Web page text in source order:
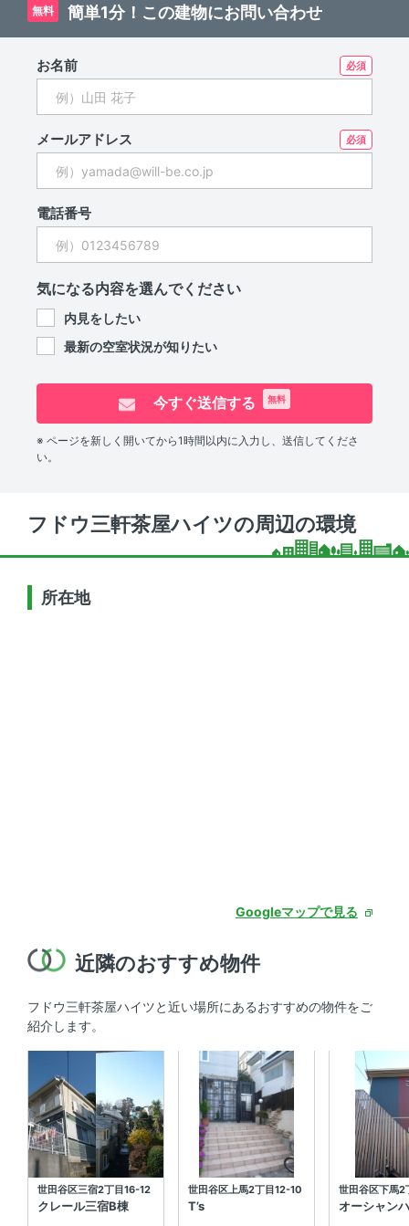
無料 簡単1分！この建物にお問い合わせ
お名前
メールアドレス
電話番号
気になる内容を選んでください
内見をしたい
最新の空室状況が知りたい
今すぐ送信する 無料
※ ページを新しく開いてから1時間以内に入力し、送信してくださ
い。
フドウ三軒茶屋ハイツの周辺の環境
所在地
Googleマップで見る
近隣のおすすめ物件
フドウ三軒茶屋ハイツと近い場所にあるおすすめの物件をご
紹介します。
世田谷区三宿2丁目16-12
クレール三宿B棟
世田谷区上馬2丁目12-10
T’s
世田谷区下馬
オーシャン